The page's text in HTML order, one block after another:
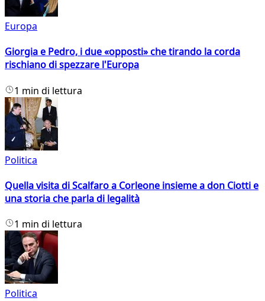
Europa
Giorgia e Pedro, i due «opposti» che tirando la corda
rischiano di spezzare l'Europa
1 min di lettura
Politica
Quella visita di Scalfaro a Corleone insieme a don Ciotti e
una storia che parla di legalità
1 min di lettura
Politica